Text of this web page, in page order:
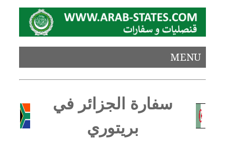
MENU
سفارة الجزائر في
بريتوري